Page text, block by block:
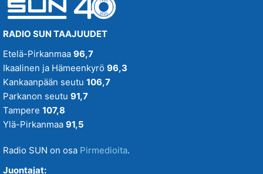
RADIO SUN TAAJUUDET
Etelä-Pirkanmaa 96,7
Ikaalinen ja Hämeenkyrö 96,3
Kankaanpään seutu 106,7
Parkanon seutu 91,7
Tampere 107,8
Ylä-Pirkanmaa 91,5
Radio SUN on osa Pirmedioita.
Juontajat: